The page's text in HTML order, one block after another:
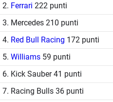
2. Ferrari 222 punti
3. Mercedes 210 punti
4. Red Bull Racing 172 punti
5. Williams 59 punti
6. Kick Sauber 41 punti
7. Racing Bulls 36 punti